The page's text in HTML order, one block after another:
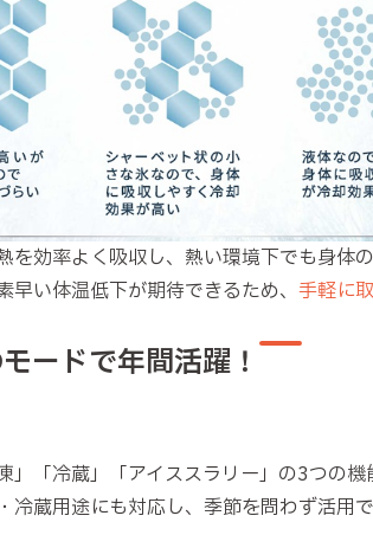
を効率よく吸収し、熱い環境下でも身体
早い体温低下が期待できるため、 手軽に
ードで年間活躍！
」「冷蔵」「アイススラリー」の3つの
冷蔵用途にも対応し、季節を問わず活用